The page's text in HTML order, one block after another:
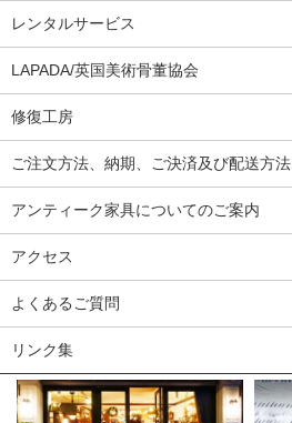
レンタルサービス
LAPADA/英国美術骨董協会
修復工房
ご注文方法、納期、ご決済及び配送方法
アンティーク家具についてのご案内
アクセス
よくあるご質問
リンク集